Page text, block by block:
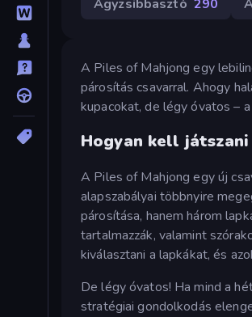
Agyzsibbasztó 290
A Piles of Mahjong egy
párosítás csavarral. Ahogy
kupacokat, de légy óvatos –
Hogyan kell
A Piles of Mahjong egy új
alapszabályai többnyire
párosítása, hanem három
tartalmazzák, valamint
kiválasztani a lapkákat, és
De légy óvatos! Ha mind a
stratégiai gondolkodás